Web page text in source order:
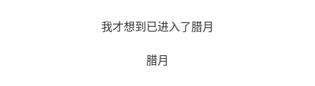
我才想到已进入了腊月
腊月